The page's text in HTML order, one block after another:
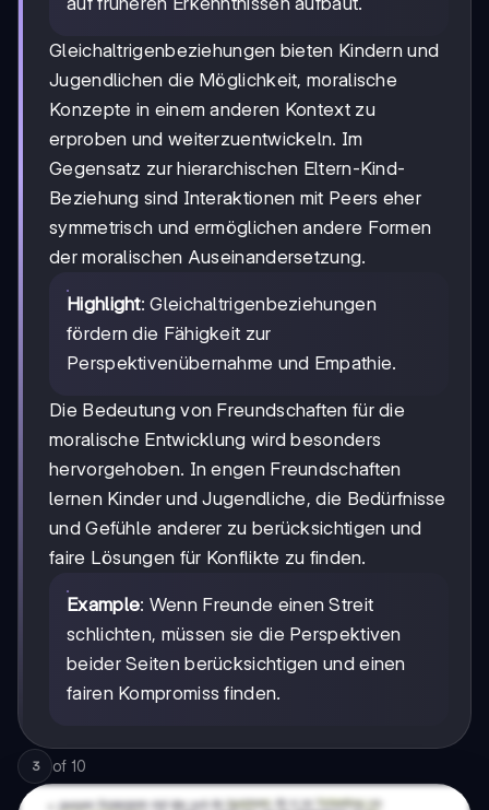
Gleichaltrigenbeziehungen bieten Kindern und
Jugendlichen die Möglichkeit, moralische
Konzepte in einem anderen Kontext zu
erproben und weiterzuentwickeln. Im
Gegensatz zur hierarchischen Eltern-Kind-
Beziehung sind Interaktionen mit Peers eher
symmetrisch und ermöglichen andere Formen
der moralischen Auseinandersetzung.
Highlight: Gleichaltrigenbeziehungen
fördern die Fähigkeit zur
Perspektivenübernahme und Empathie.
Die Bedeutung von Freundschaften für die
moralische Entwicklung wird besonders
hervorgehoben. In engen Freundschaften
lernen Kinder und Jugendliche, die Bedürfnisse
und Gefühle anderer zu berücksichtigen und
faire Lösungen für Konflikte zu finden.
Example: Wenn Freunde einen Streit
schlichten, müssen sie die Perspektiven
beider Seiten berücksichtigen und einen
fairen Kompromiss finden.
3 of 10